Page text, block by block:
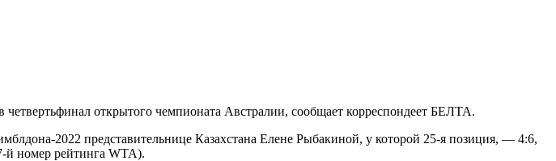
открытого чемпионата Австралии, сообщает корреспондеет БЕЛТА.
2022 представительнице Казахстана Елене Рыбакиной, у которой 25-я позиция, — 4:6,
й номер рейтинга WTA).